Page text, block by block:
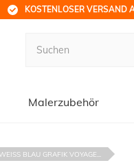
KOSTENLOSER VERSAND
Malerzubehör
BLAU GRAFIK VOYAGE...